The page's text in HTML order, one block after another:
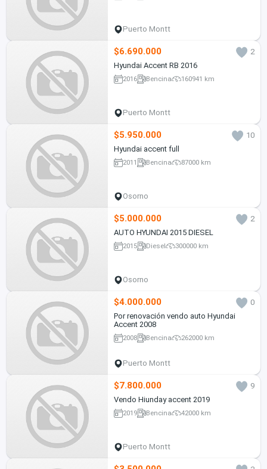
Puerto Montt
$6.690.000
2
Hyundai Accent RB 2016
2016 Bencina 160941 km
Puerto Montt
$5.950.000
10
Hyundai accent full
2011 Bencina 87000 km
Osorno
$5.000.000
2
AUTO HYUNDAI 2015 DIESEL
2015 Diesel 300000 km
Osorno
$4.000.000
0
Por renovación vendo auto Hyundai
Accent 2008
2008 Bencina 262000 km
Puerto Montt
$7.800.000
9
Vendo Hiunday accent 2019
2019 Bencina 42000 km
Puerto Montt